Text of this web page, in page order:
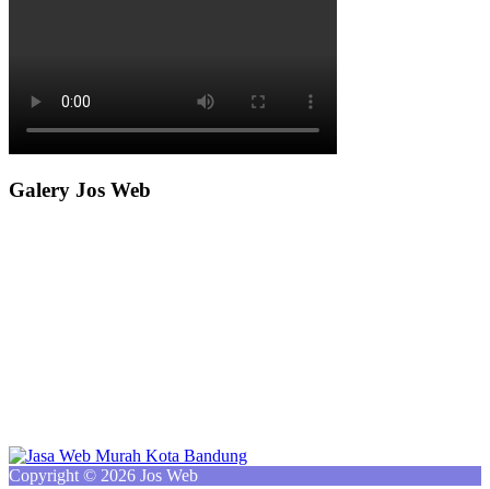
Galery Jos Web
Copyright © 2026 Jos Web